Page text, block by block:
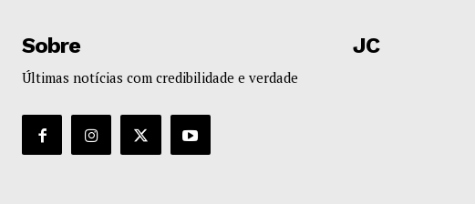
Sobre
Últimas notícias com credibilidade e verdade
JC